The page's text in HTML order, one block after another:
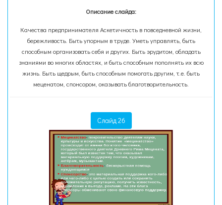
Описание слайда:
Качества предпринимателя Аскетичность в повседневной жизни,
бережливость. Быть упорным в труде. Уметь управлять, быть
способным организовать себя и других. Быть эрудитом, обладать
знаниями во многих областях, и быть способным пополнять их всю
жизнь. Быть щедрым, быть способным помогать другим, т.е. быть
меценатом, спонсором, оказывать благотворительность.
Слайд 26